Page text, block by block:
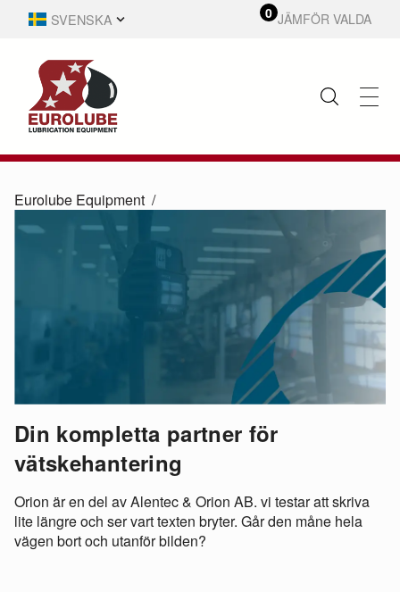
SVENSKA 0 JÄMFÖR VALDA
Eurolube Equipment
Din kompletta partner för
vätskehantering
Orion är en del av Alentec & Orion AB. vi testar att skriva
lite längre och ser vart texten bryter. Går den måne hela
vägen bort och utanför bilden?